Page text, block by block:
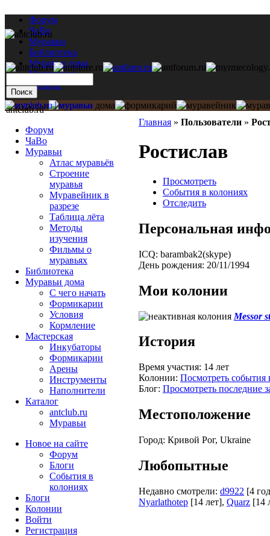
Форум
ЧаВо
Муравьи
Библиотека
Муравьи дома
Мастерская
Каталог
Главная » Пользователи »
Ростислав
Просмотреть
События в колониях
Отследить
Персональная
ICQ: barambak2(skype)
День рождения: 20/11/1994
Мои колонии
Messor
История
Время участия: 14 лет
Колонии: Посмотреть события
Блог: Просмотреть последние
Местоположение
Город: Кривой Рог, Ukraine
Любопытные
Недавно смотрели: d9922 [4
Nyarlathotep [14 лет], Quarz [14
antclub.ru
Форум
ЧаВо
Муравьи
Атлас муравьёв
Строение
муравья
Муравейник в
разрезе
Таблица лёта
Методы
изучения
Фильмы о
муравьях
Библиотека
Муравьи дома
С чего начать
Формикарии
Условия
Кормление
Мастерская
Инкубаторы
Формикарии
Арены
Инструменты
Наполнители
Каталог
antclub.ru
Муравьи
Новое на сайте
Форум
Блоги
События в
колониях
Блоги
Колонии
Войти
Peгиcтpaция